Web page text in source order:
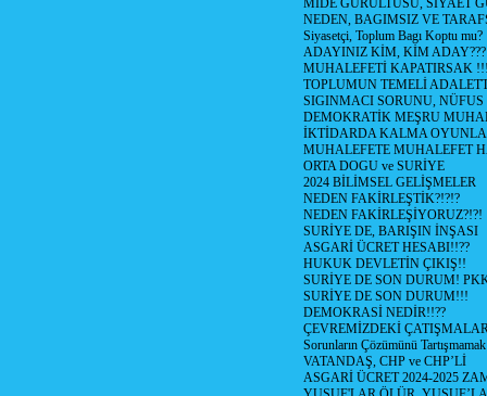
MİDE GÜRÜLTÜSÜ, SİYAET
NEDEN, BAGIMSIZ VE
Siyasetçi, Toplum Bagı Koptu mu?
ADAYINIZ KİM, KİM ADAY???
MUHALEFETİ KAPATIRSAK
TOPLUMUN TEMELİ
SIGINMACI SORUNU,
DEMOKRATİK MEŞRU
İKTİDARDA KALMA
MUHALEFETE MUHALEFET
ORTA DOGU ve SURİYE
2024 BİLİMSEL GELİŞMELER
NEDEN FAKİRLEŞTİK?!?!?
NEDEN FAKİRLEŞİYORUZ?!?!
SURİYE DE, BARIŞIN İNŞASI
ASGARİ ÜCRET HESABI!!??
HUKUK DEVLETİN ÇIKIŞ!!
SURİYE DE SON DURUM!
SURİYE DE SON DURUM!!!
DEMOKRASİ NEDİR!!??
ÇEVREMİZDEKİ
Sorunların Çözümünü
VATANDAŞ, CHP ve CHP’Lİ
ASGARİ ÜCRET 2024-2025